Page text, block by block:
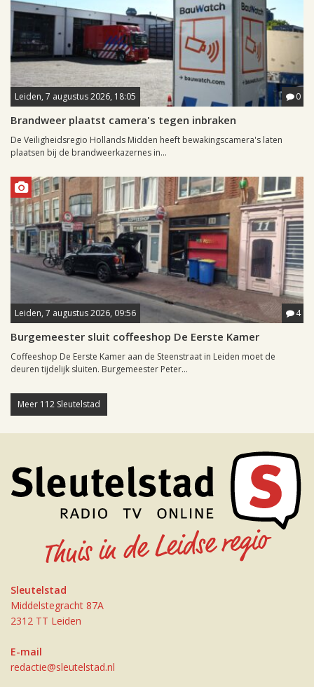
Leiden, 7 augustus 2026, 18:05 0
Brandweer plaatst camera's tegen inbraken
De Veiligheidsregio Hollands Midden heeft bewakingscamera's laten
plaatsen bij de brandweerkazernes in...
Leiden, 7 augustus 2026, 09:56 4
Burgemeester sluit coffeeshop De Eerste Kamer
Coffeeshop De Eerste Kamer aan de Steenstraat in Leiden moet de
deuren tijdelijk sluiten. Burgemeester Peter...
Meer 112 Sleutelstad
Sleutelstad
Middelstegracht 87A
2312 TT Leiden
E-mail
redactie@sleutelstad.nl